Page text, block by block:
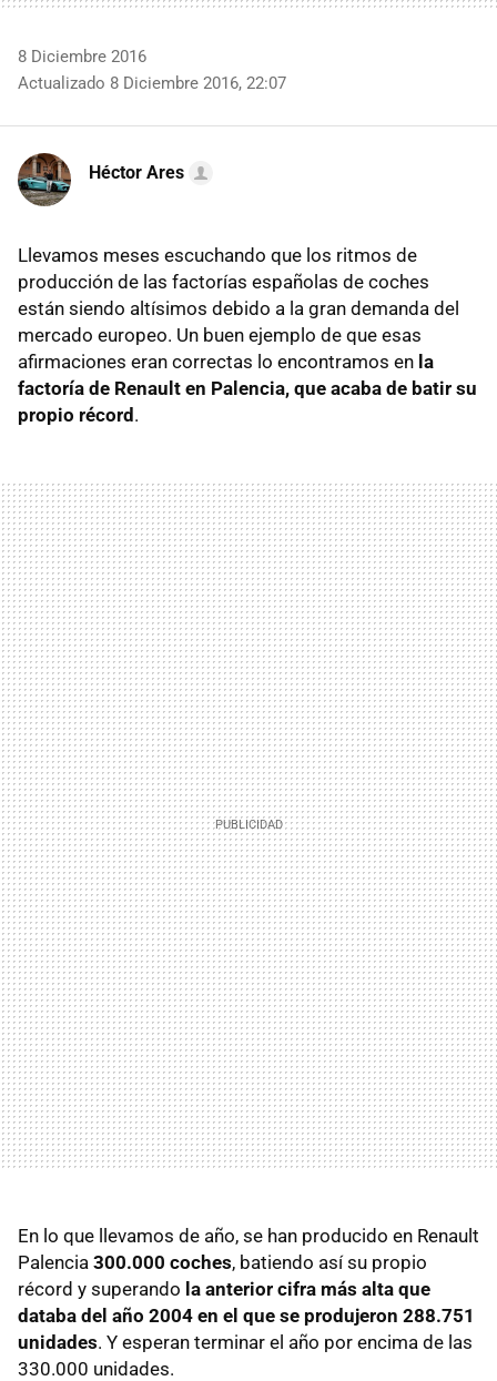
8 Diciembre 2016
Actualizado 8 Diciembre 2016, 22:07
Héctor Ares
Llevamos meses escuchando que los ritmos de
producción de las factorías españolas de coches
están siendo altísimos debido a la gran demanda del
mercado europeo. Un buen ejemplo de que esas
afirmaciones eran correctas lo encontramos en la
factoría de Renault en Palencia, que acaba de batir su
propio récord.
En lo que llevamos de año, se han producido en Renault
Palencia 300.000 coches, batiendo así su propio
récord y superando la anterior cifra más alta que
databa del año 2004 en el que se produjeron 288.751
unidades. Y esperan terminar el año por encima de las
330.000 unidades.